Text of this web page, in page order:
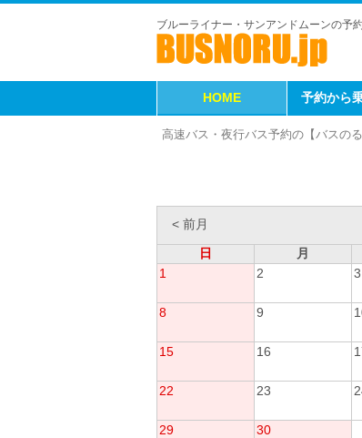
ブルーライナー・サンアンドムーンの予
HOME 予約から
高速バス・夜行バス予約の【バスのる
< 前月
日
月
1
2 3
8 9
15 16
22 23
29 30